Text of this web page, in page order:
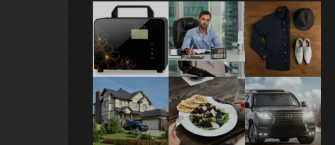
Предметная
фотосъемка
для каталога
Портретная
фотосъемка -
Бизнес-
портрет
Фотосъемка
одежды в
раскладку или
на модели
жилой и
коммерческой
недвижимости
Фуд-
фотосъемка
еды и
напитков для
меню
Фотосъемка
автомобилей и
другого
транспорта